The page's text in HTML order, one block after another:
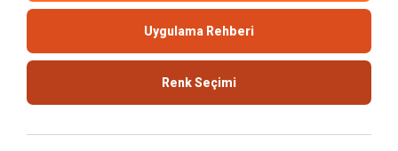
Uygulama Rehberi
Renk Seçimi